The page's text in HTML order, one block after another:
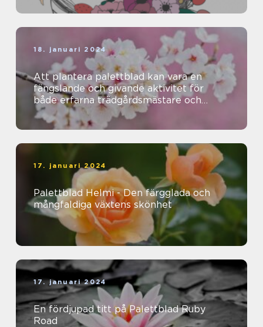
18. januari 2024
Att plantera palettblad kan vara en
fängslande och givande aktivitet för
både erfarna trädgårdsmästare och
nybörjare
17. januari 2024
Palettblad Helmi - Den färgglada och
mångfaldiga växtens skönhet
17. januari 2024
En fördjupad titt på Palettblad Ruby
Road